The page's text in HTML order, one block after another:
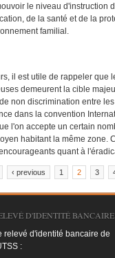
le niveau d'instruction
de la santé et de la
familial.
il est utile de rappeler que
demeurent la cible
non discrimination entre
dans la convention
l'on accepte un certain
habitant la même zone.
quant à
‹ previous 1 2 3
D'IDENTITÉ BANCAIRE
relevé d'identité bancaire de
: